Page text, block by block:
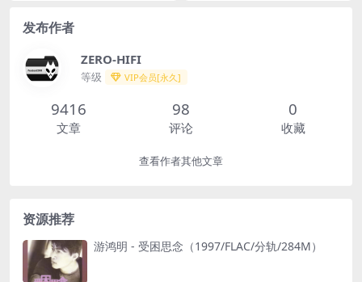
发布作者
ZERO-HIFI
等级 VIP会员[永久]
9416
文章
98
评论
0
收藏
查看作者其他文章
资源推荐
游鸿明 - 受困思念（1997/FLAC/分轨/284M）